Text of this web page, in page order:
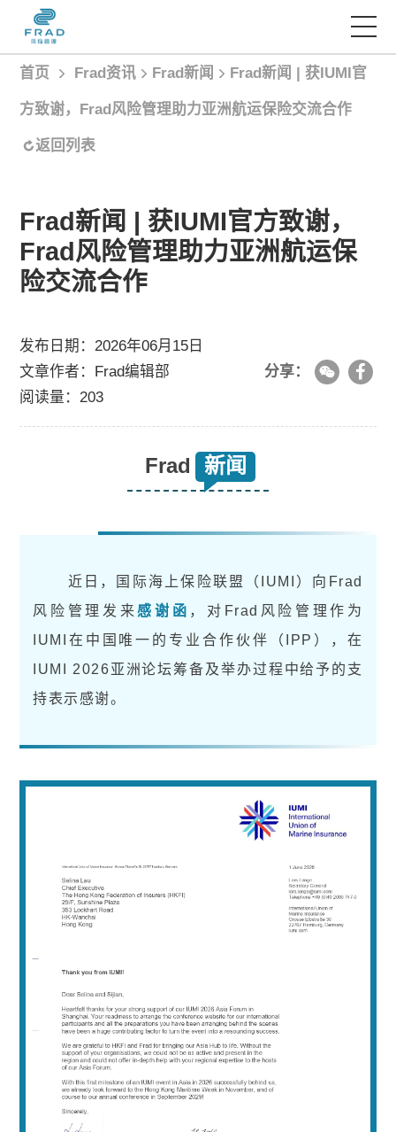
首页
服务项目
经典案例
Frad智库
Frad资讯
关于我们
联系我们
首页 Frad资讯 Frad新闻 Frad新闻 | 获IUMI官
方致谢，Frad风险管理助力亚洲航运保险交流合作
返回列表
Frad新闻 | 获IUMI官方致谢，
Frad风险管理助力亚洲航运保
险交流合作
发布日期：2026年06月15日
文章作者：Frad编辑部
阅读量：203
分享：
Frad 新闻
近日，国际海上保险联盟（IUMI）向Frad
风险管理发来感谢函 ，对Frad风险管理作为
IUMI在中国唯一的专业合作伙伴（IPP），在
IUMI 2026亚洲论坛筹备及举办过程中给予的支
持表示感谢。